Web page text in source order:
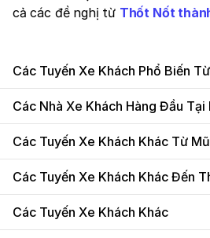
cả các đề nghị từ Thốt Nốt
Các Tuyến Xe Khách Phổ Biến
Các Nhà Xe Khách Hàng Đầu Tại
Các Tuyến Xe Khách Khác Từ
Các Tuyến Xe Khách Khác Đến
Các Tuyến Xe Khách Khác